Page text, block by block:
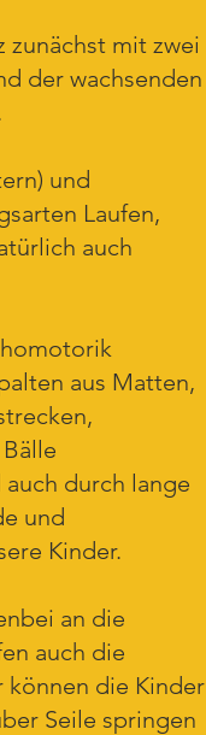
zunächst mit zwei
der wachsenden
und
Laufen,
auch
aus Matten,
durch lange
und
Kinder.
an die
auch die
können die Kinder
Seile springen